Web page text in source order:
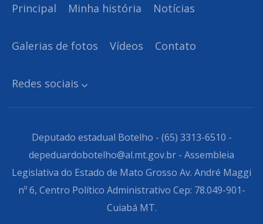
Principal Minha história Notícias
Galerias de fotos Vídeos Contato
Redes sociais
Deputado estadual Botelho - (65) 3313-6510 -
depeduardobotelho@al.mt.gov.br - Assembleia
Legislativa do Estado de Mato Grosso Av. André Maggi
nº 6, Centro Político Administrativo Cep: 78.049-901-
Cuiabá MT.